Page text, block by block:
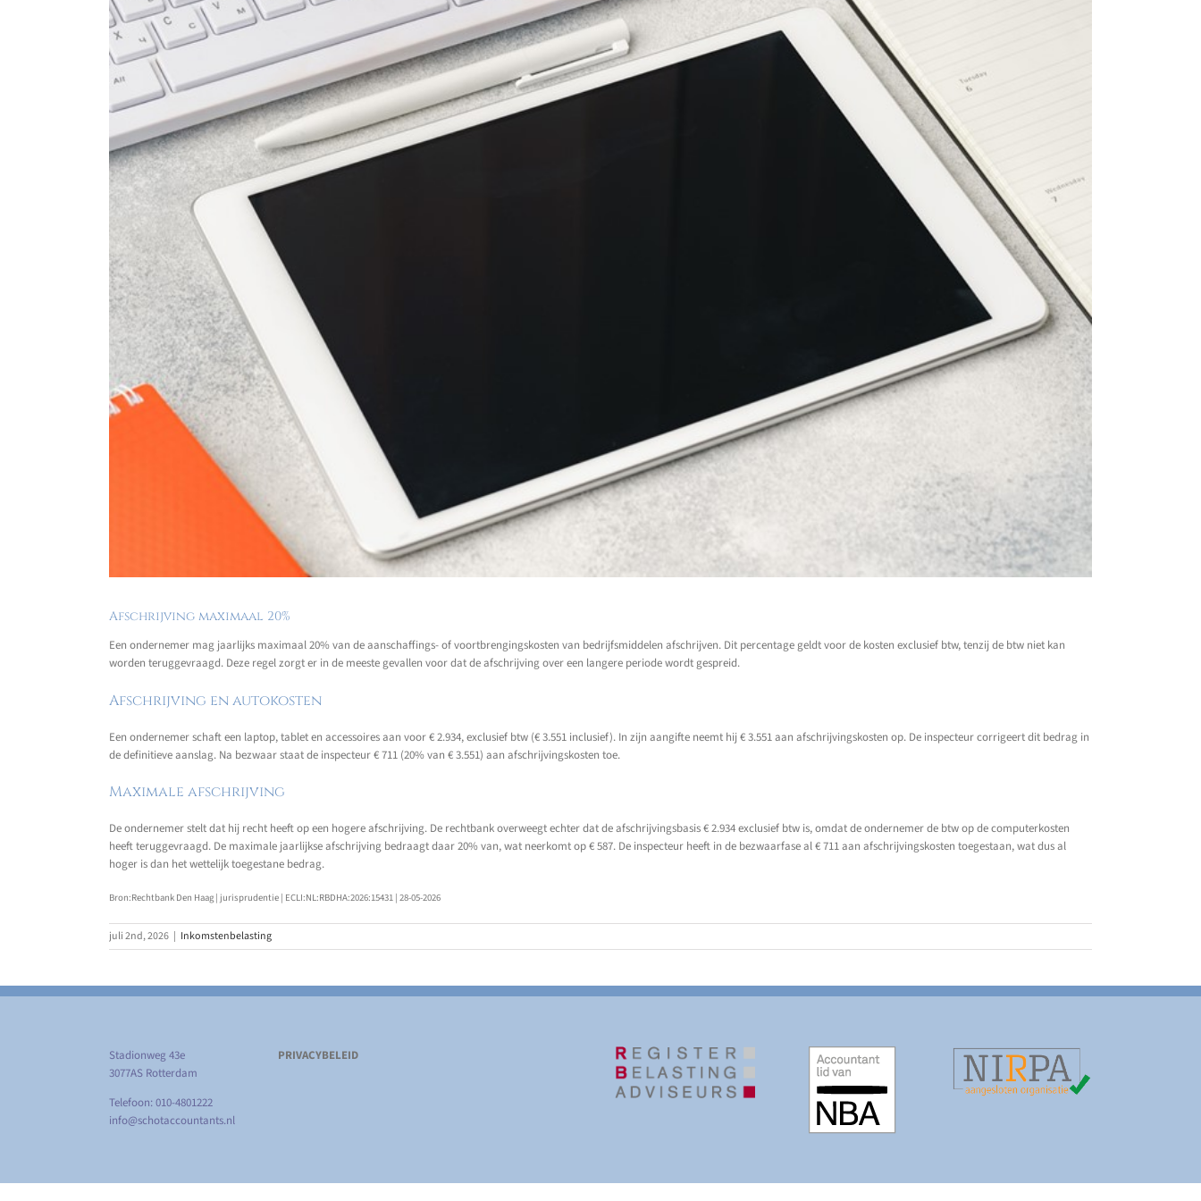
Afschrijving maximaal 20%
Een ondernemer mag jaarlijks maximaal 20% van de aanschaffings- of voortbrengingskosten van bedrijfsmiddelen afschrijven. Dit percentage geldt voor de kosten exclusief btw, tenzij de btw niet kan
worden teruggevraagd. Deze regel zorgt er in de meeste gevallen voor dat de afschrijving over een langere periode wordt gespreid.
Afschrijving en autokosten
Een ondernemer schaft een laptop, tablet en accessoires aan voor € 2.934, exclusief btw (€ 3.551 inclusief). In zijn aangifte neemt hij € 3.551 aan afschrijvingskosten op. De inspecteur corrigeert dit bedrag in
de definitieve aanslag. Na bezwaar staat de inspecteur € 711 (20% van € 3.551) aan afschrijvingskosten toe.
Maximale afschrijving
De ondernemer stelt dat hij recht heeft op een hogere afschrijving. De rechtbank overweegt echter dat de afschrijvingsbasis € 2.934 exclusief btw is, omdat de ondernemer de btw op de computerkosten
heeft teruggevraagd. De maximale jaarlijkse afschrijving bedraagt daar 20% van, wat neerkomt op € 587. De inspecteur heeft in de bezwaarfase al € 711 aan afschrijvingskosten toegestaan, wat dus al
hoger is dan het wettelijk toegestane bedrag.
Bron:Rechtbank Den Haag | jurisprudentie | ECLI:NL:RBDHA:2026:15431 | 28-05-2026
juli 2nd, 2026 | Inkomstenbelasting
Stadionweg 43e
3077AS Rotterdam
Telefoon: 010-4801222
info@schotaccountants.nl
PRIVACYBELEID